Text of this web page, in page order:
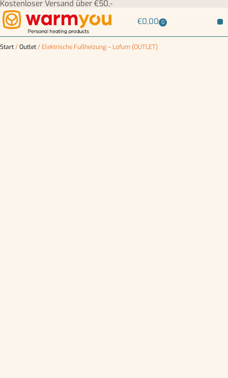
Kostenloser Versand über €50,-
€0,00 0
Start/Outlet/ Elektrische Fußheizung – Lofum (OUTLET)